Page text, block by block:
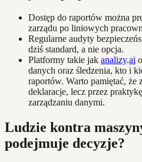
Dostęp do raportów można
zarządu po liniowych
Regularne audyty
dziś standard, a nie opcja.
Platformy takie jak analizy.ai
danych oraz śledzenia, kto i
raportów. Warto pamiętać, że
deklaracje, lecz przez
zarządzaniu danymi.
Ludzie kontra
podejmuje decyzje?